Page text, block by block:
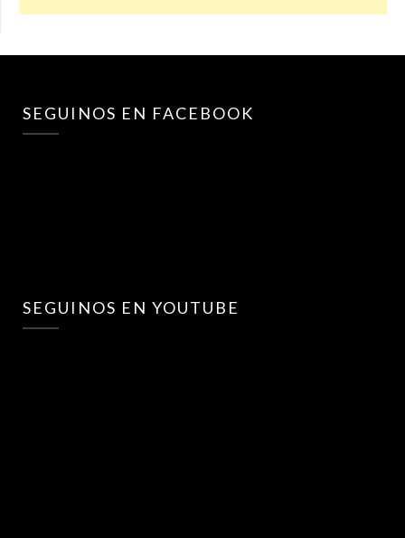
SEGUINOS EN FACEBOOK
SEGUINOS EN YOUTUBE